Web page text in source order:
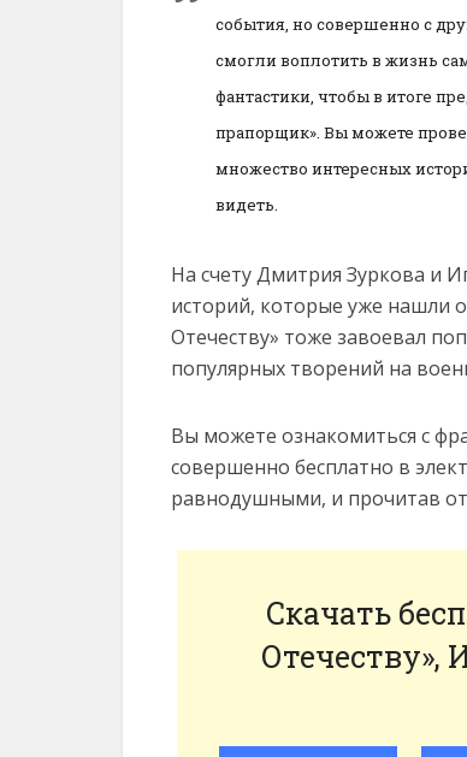
события, но совершенно с
смогли воплотить в жизнь
фантастики, чтобы в итоге
прапорщик». Вы можете
множество интересных
видеть.
На счету Дмитрия Зуркова и
историй, которые уже нашли
Отечеству» тоже завоевал
популярных творений на
Вы можете ознакомиться с
совершенно бесплатно в
равнодушными, и прочитав
Скачать
Отечеству»,